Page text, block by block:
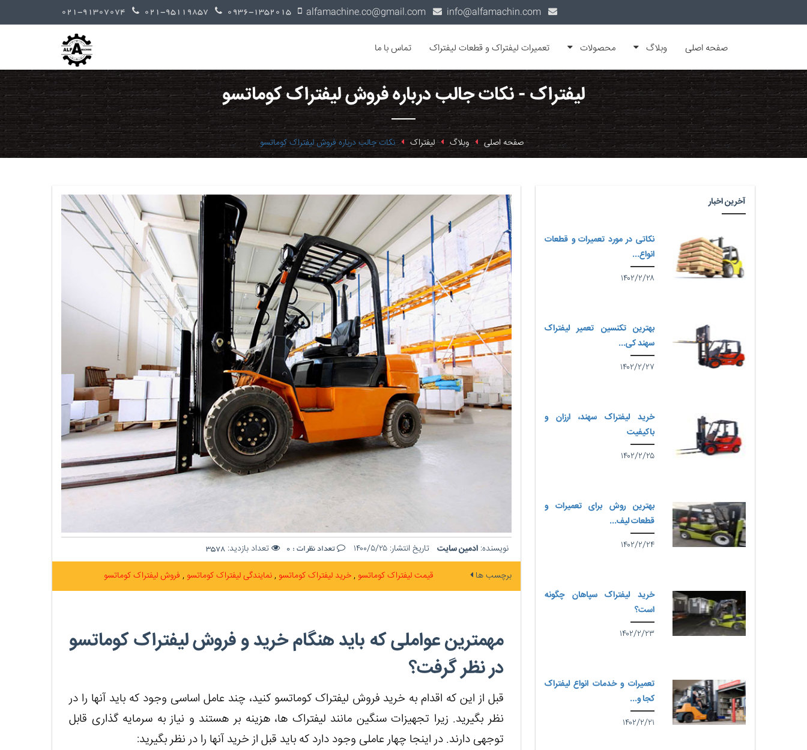
صفحه اصلی وبلاگ محصولات تعمیرات لیفتراک و قطعات لیفتراک تماس با ما
لیفتراک - نکات جالب درباره فروش لیفتراک کوماتسو
صفحه اصلی وبلاگ لیفتراک نکات جالب درباره فروش لیفتراک کوماتسو
نویسنده: ادمین سایت تاریخ انتشار: ۱۴۰۰/۵/۲۵ تعداد نظرات : 0 تعداد بازدید: 3578
برچسب ها قیمت لیفتراک کوماتسو خرید لیفتراک کوماتسو نمایندگی لیفتراک کوماتسو فروش لیفتراک کوماتسو
مهمترین عواملی که باید هنگام خرید و فروش لیفتراک کوماتسو
در نظر گرفت؟
قبل از این که اقدام به خرید فروش لیفتراک کوماتسو کنید، چند عامل اساسی وجود که باید آنها را در
نظر بگیرید. زیرا تجهیزات سنگین مانند لیفتراک ها، هزینه بر هستند و نیاز به سرمایه گذاری قابل
توجهی دارند. در اینجا چهار عاملی وجود دارد که باید قبل از خرید آنها را در نظر بگیرید:
آخرین اخبار
نکاتی در مورد تعمیرات و قطعات
انواع...
۱۴۰۲/۲/۲۸
بهترین تکنسین تعمیر لیفتراک
سهند کی...
۱۴۰۲/۲/۲۷
خرید لیفتراک سهند، ارزان و
باکیفیت
۱۴۰۲/۲/۲۵
بهترین روش برای تعمیرات و
قطعات لیف...
۱۴۰۲/۲/۲۴
خرید لیفتراک سپاهان چگونه
است؟
۱۴۰۲/۲/۲۳
تعمیرات و خدمات انواع لیفتراک
کجا و...
۱۴۰۲/۲/۲۱